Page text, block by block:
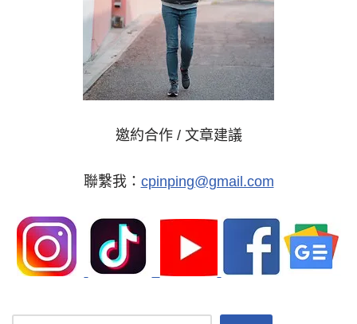
邀約合作 / 文章建議
聯繫我： cpinping@gmail.com